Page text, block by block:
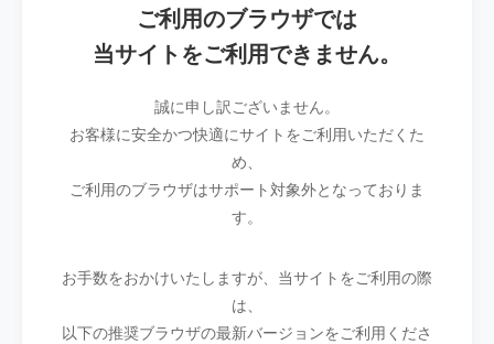
ご利用のブラウザでは
当サイトをご利用できません。
誠に申し訳ございません。
お客様に安全かつ快適にサイトをご利用いただくた
め、
ご利用のブラウザはサポート対象外となっておりま
す。
お手数をおかけいたしますが、当サイトをご利用の際
は、
以下の推奨ブラウザの最新バージョンをご利用くださ